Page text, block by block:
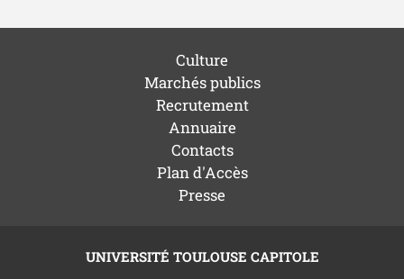
Culture
Marchés publics
Recrutement
Annuaire
Contacts
Plan d'Accès
Presse
UNIVERSITÉ TOULOUSE CAPITOLE